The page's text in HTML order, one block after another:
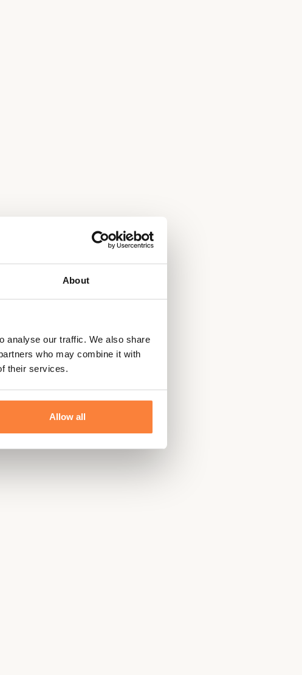
About
analyse our traffic. We also share
who may combine it with
their services.
Allow all